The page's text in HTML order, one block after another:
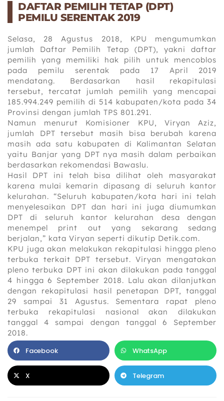
DAFTAR PEMILIH TETAP (DPT)
PEMILU SERENTAK 2019
Selasa, 28 Agustus 2018, KPU mengumumkan
jumlah Daftar Pemilih Tetap (DPT), yakni daftar
pemilih yang memiliki hak pilih untuk mencoblos
pada pemilu serentak pada 17 April 2019
mendatang. Berdasarkan hasil rekapitulasi
tersebut, tercatat jumlah pemilih yang mencapai
185.994.249 pemilih di 514 kabupaten/kota pada 34
Provinsi dengan jumlah TPS 801.291.
Namun menurut Komisioner KPU, Viryan Aziz,
jumlah DPT tersebut masih bisa berubah karena
masih ada satu kabupaten di Kalimantan Selatan
yaitu Banjar yang DPT nya masih dalam perbaikan
berdasarkan rekomendasi Bawaslu.
Hasil DPT ini telah bisa dilihat oleh masyarakat
karena mulai kemarin dipasang di seluruh kantor
kelurahan. “Seluruh kabupaten/kota hari ini telah
menyelesaikan DPT dan hari ini juga diumumkan
DPT di seluruh kantor kelurahan desa dengan
menempel print out yang sekarang sedang
berjalan,” kata Viryan seperti dikutip Detik.com.
KPU juga akan melakukan rekapitulasi hingga pleno
terbuka terkait DPT tersebut. Viryan mengatakan
pleno terbuka DPT ini akan dilakukan pada tanggal
4 hingga 6 September 2018. Lalu akan dilanjutkan
dengan rekapitulasi hasil penetapan DPT, tanggal
29 sampai 31 Agustus. Sementara rapat pleno
terbuka rekapitulasi nasional akan dilakukan
tanggal 4 sampai dengan tanggal 6 September
2018.
Facebook
WhatsApp
X Telegram